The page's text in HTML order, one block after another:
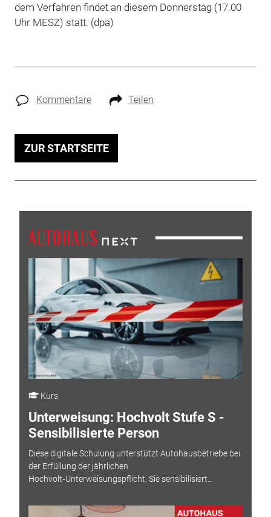
dem Verfahren findet an diesem Donnerstag (17.00
Uhr MESZ) statt. (dpa)
Kommentare Teilen
ZUR STARTSEITE
Kurs
Unterweisung: Hochvolt Stufe S -
Sensibilisierte Person
Diese digitale Schulung unterstützt Autohausbetriebe bei
der Erfüllung der jährlichen
Hochvolt‑Unterweisungspflicht. Sie sensibilisiert...